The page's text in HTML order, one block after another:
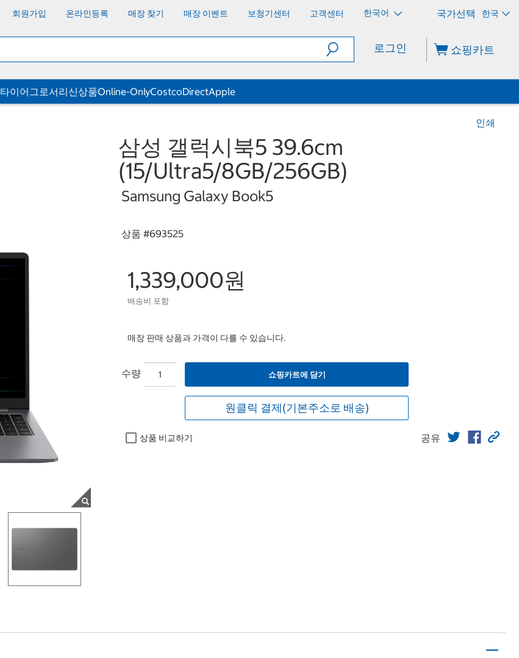
회원가입 온라인등록 매장 찾기 매장 이벤트 보청기센터 고객센터 한국어 한국
로그인 쇼핑카트
타이어그로서리신상품Online-OnlyCostcoDirectApple
인쇄
삼성 갤럭시북5 39.6cm
(15/Ultra5/8GB/256GB)
Samsung Galaxy Book5
상품 #693525
1,339,000원
배송비 포함
매장 판매 상품과 가격이 다를 수 있습니다.
수량 쇼핑카트에 담기
원클릭 결제(기본주소로 배송)
상품 비교하기 공유